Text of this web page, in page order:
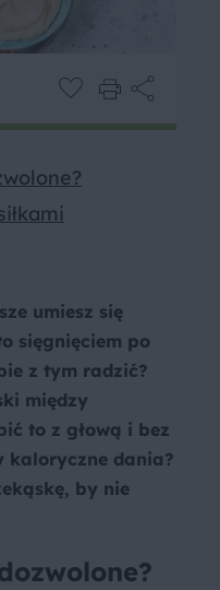
umiesz się
sięgnięciem po
z tym radzić?
między
to z głową i bez
kaloryczne dania?
by nie